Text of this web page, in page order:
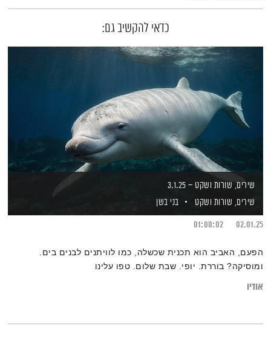
כדאי להקשיב גם:
שירים, שורות ושקט – 3.1.25
שירים, שורות ושקט
בני בשן
02.01.25
01:00:02
הפעם, האביב הוא תכנית שכשלה, כמו לוויתנים לבנים בים.
ומוסיקה? בוררת. יופי. שבת שלום. טפו עלינו
אודיו